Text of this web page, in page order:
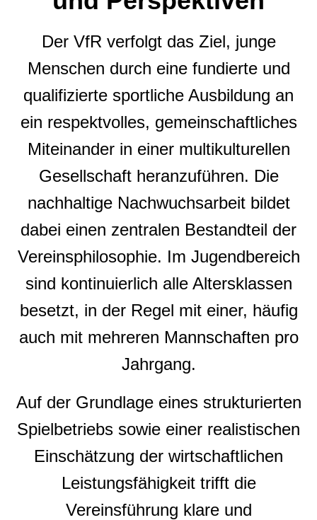
Der VfR verfolgt das Ziel, junge
Menschen durch eine fundierte und
qualifizierte sportliche Ausbildung an
ein respektvolles, gemeinschaftliches
Miteinander in einer multikulturellen
Gesellschaft heranzuführen. Die
nachhaltige Nachwuchsarbeit bildet
dabei einen zentralen Bestandteil der
Vereinsphilosophie. Im Jugendbereich
sind kontinuierlich alle Altersklassen
besetzt, in der Regel mit einer, häufig
auch mit mehreren Mannschaften pro
Jahrgang.
Auf der Grundlage eines strukturierten
Spielbetriebs sowie einer realistischen
Einschätzung der wirtschaftlichen
Leistungsfähigkeit trifft die
Vereinsführung klare und